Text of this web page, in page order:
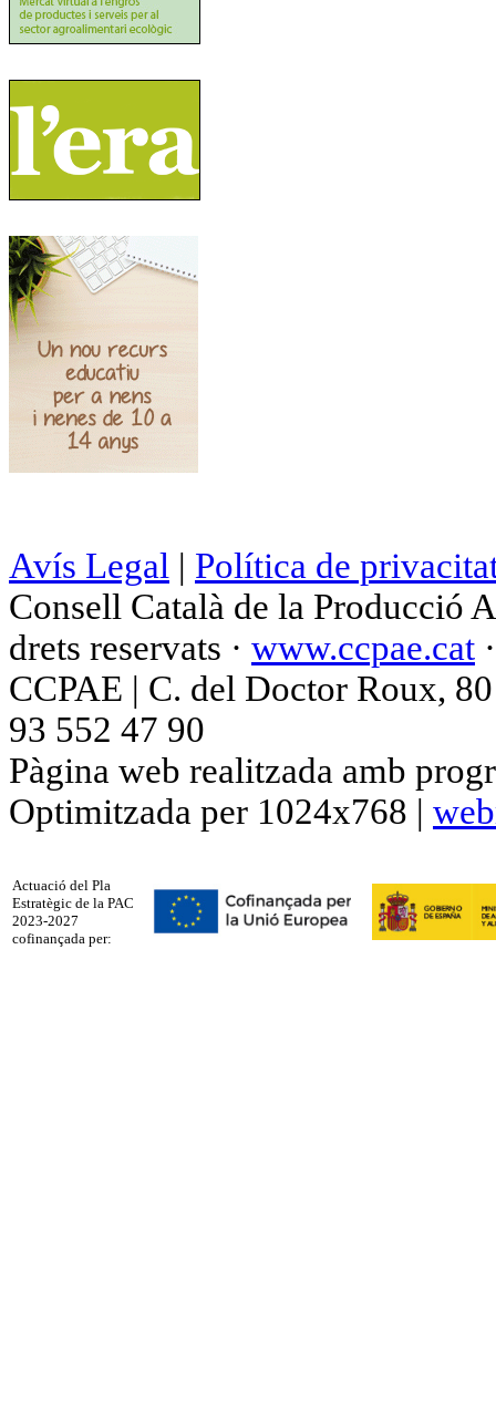
Avís Legal | Política de
Consell Català de la Producció
drets reservats · www.ccpae.cat
CCPAE | C. del Doctor Roux,
93 552 47 90
Pàgina web realitzada amb
Optimitzada per 1024x768 |
Actuació del Pla
Estratègic de la PAC
2023-2027
cofinançada per: